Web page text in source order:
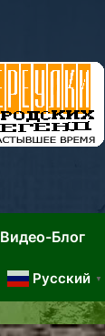
Видео-Блог
Русский ▼